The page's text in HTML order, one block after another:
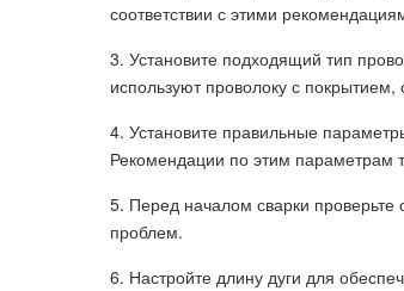
соответствии с этими
3. Установите подходящий тип
используют проволоку с
4. Установите правильные
Рекомендации по этим параметрам
5. Перед началом сварки проверьте
проблем.
6. Настройте длину дуги для